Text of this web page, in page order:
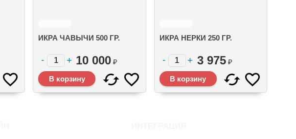
ИКРА ЧАВЫЧИ 500 ГР.
10 000 ₽
ИКРА НЕРКИ 250 ГР.
3 975 ₽